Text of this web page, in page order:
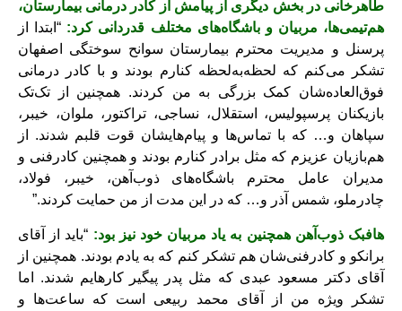
طاهرخانی در بخش دیگری از پیامش از کادر درمانی بیمارستان،
هم‌تیمی‌ها، مربیان و باشگاه‌های مختلف قدردانی کرد: “ابتدا از
پرسنل و مدیریت محترم بیمارستان سوانح سوختگی اصفهان
تشکر می‌کنم که لحظه‌به‌لحظه کنارم بودند و با کادر درمانی
فوق‌العاده‌شان کمک بزرگی به من کردند. همچنین از تک‌تک
بازیکنان پرسپولیس، استقلال، نساجی، تراکتور، ملوان، خیبر،
سپاهان و… که با تماس‌ها و پیام‌هایشان قوت قلبم شدند. از
هم‌بازیان عزیزم که مثل برادر کنارم بودند و همچنین کادرفنی و
مدیران عامل محترم باشگاه‌های ذوب‌آهن، خیبر، فولاد،
چادرملو، شمس آذر و… که در این مدت از من حمایت کردند.”
هافبک ذوب‌آهن همچنین به یاد مربیان خود نیز بود: “باید از آقای
برانکو و کادرفنی‌شان هم تشکر کنم که به یادم بودند. همچنین از
آقای دکتر مسعود عبدی که مثل پدر پیگیر کارهایم شدند. اما
تشکر ویژه من از آقای محمد ربیعی است که ساعت‌ها و